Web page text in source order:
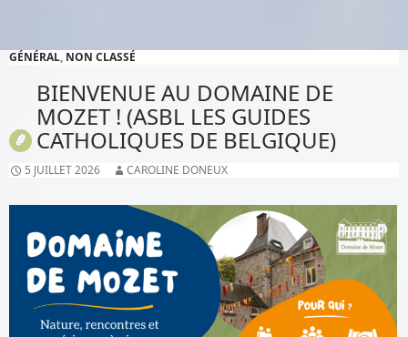
GÉNÉRAL, NON CLASSÉ
BIENVENUE AU DOMAINE DE
MOZET ! (ASBL LES GUIDES
CATHOLIQUES DE BELGIQUE)
5 JUILLET 2026 CAROLINE DONEUX